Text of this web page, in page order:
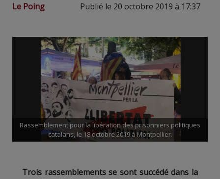
Le Poing Publié le 20 octobre 2019 à 17:37
Rassemblement pour la libération des prisonniers politiques
catalans, le 18 octobre 2019 à Montpellier.
Trois rassemblements se sont succédé dans la